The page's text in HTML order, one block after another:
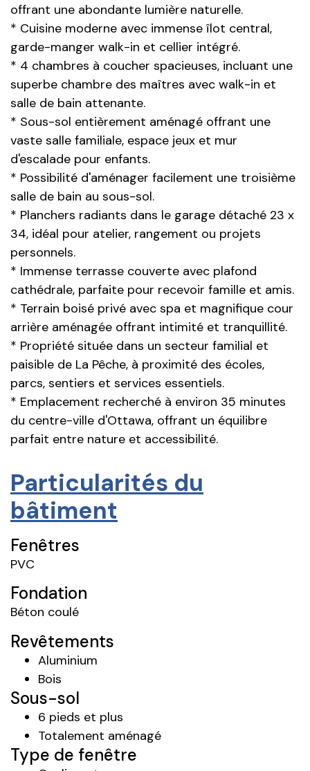
offrant une abondante lumière naturelle.
* Cuisine moderne avec immense îlot central,
garde-manger walk-in et cellier intégré.
* 4 chambres à coucher spacieuses, incluant une
superbe chambre des maîtres avec walk-in et
salle de bain attenante.
* Sous-sol entièrement aménagé offrant une
vaste salle familiale, espace jeux et mur
d'escalade pour enfants.
* Possibilité d'aménager facilement une troisième
salle de bain au sous-sol.
* Planchers radiants dans le garage détaché 23 x
34, idéal pour atelier, rangement ou projets
personnels.
* Immense terrasse couverte avec plafond
cathédrale, parfaite pour recevoir famille et amis.
* Terrain boisé privé avec spa et magnifique cour
arrière aménagée offrant intimité et tranquillité.
* Propriété située dans un secteur familial et
paisible de La Pêche, à proximité des écoles,
parcs, sentiers et services essentiels.
* Emplacement recherché à environ 35 minutes
du centre-ville d'Ottawa, offrant un équilibre
parfait entre nature et accessibilité.
Particularités du
bâtiment
Fenêtres
PVC
Fondation
Béton coulé
Revêtements
Aluminium
Bois
Sous-sol
6 pieds et plus
Totalement aménagé
Type de fenêtre